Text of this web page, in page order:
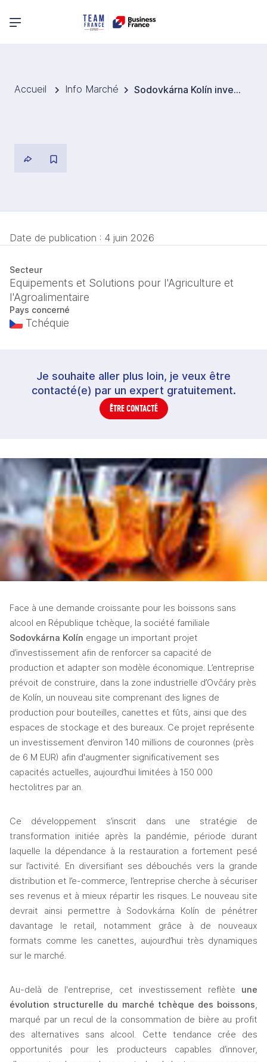
Menu principal
Accueil Info Marché Sodovkárna Kolín investit pour accélérer sa croissance dans les boissons sans alcool
Date de publication : 4 juin 2026
Secteur
Equipements et Solutions pour l'Agriculture et
l'Agroalimentaire
Pays concerné
Tchéquie
Je souhaite aller plus loin, je veux être
contacté(e) par un expert gratuitement.
ÊTRE CONTACTÉ
Face à une demande croissante pour les boissons sans
Sodovkárna Kolín engage un important projet
d’investissement afin de renforcer sa capacité de
production et adapter son modèle économique. L’entreprise
prévoit de construire, dans la zone industrielle d’Ovčáry près
de Kolín, un nouveau site comprenant des lignes de
production pour bouteilles, canettes et fûts, ainsi que des
espaces de stockage et des bureaux. Ce projet représente
un investissement d’environ 140 millions de couronnes (près
de 6 M EUR) afin d'augmenter significativement ses
capacités actuelles, aujourd’hui limitées à 150 000
hectolitres par an.
Ce développement s’inscrit dans une stratégie de
transformation initiée après la pandémie, période durant
laquelle la dépendance à la restauration a fortement pesé
sur l’activité. En diversifiant ses débouchés vers la grande
distribution et l’e-commerce, l’entreprise cherche à sécuriser
ses revenus et à mieux répartir les risques. Le nouveau site
devrait ainsi permettre à Sodovkárna Kolín de pénétrer
davantage le retail, notamment grâce à de nouveaux
formats comme les canettes, aujourd’hui très dynamiques
sur le marché.
Au-delà de l'entreprise, cet investissement reflète une
évolution structurelle du marché tchèque des boissons,
marqué par un recul de la consommation de bière au profit
des alternatives sans alcool. Cette tendance crée des
opportunités pour les producteurs capables d’innover,